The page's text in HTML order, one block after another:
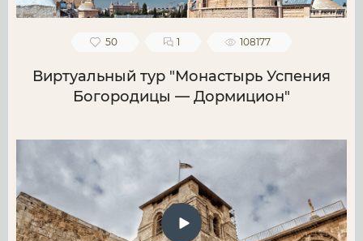
50 1 108177
Виртуальный тур "Монастырь Успения
Богородицы — Дормицион"